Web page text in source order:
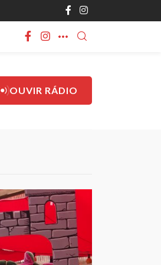
OUVIR RÁDIO